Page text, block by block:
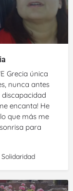
Grecia única
nunca antes
encanta! He
que más me
para